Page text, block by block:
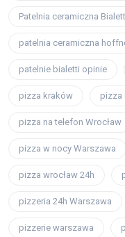
Patelnia ceramiczna
patelnia ceramiczna
patelnie bialetti opinie
pizza kraków pizza
pizza na telefon Wrocław
pizza w nocy Warszawa
pizza wrocław 24h
pizzeria 24h Warszawa
pizzerie warszawa